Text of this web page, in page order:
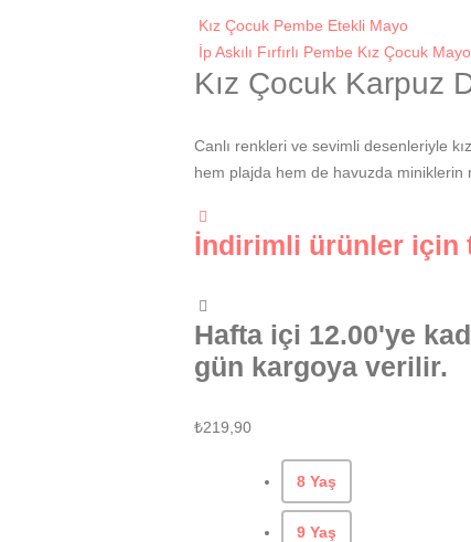
Kız Çocuk Pembe Etekli Mayo
İp Askılı Fırfırlı Pembe Kız Çocuk Mayo
Kız Çocuk Karpuz
Canlı renkleri ve sevimli desenleriyle
hem plajda hem de havuzda miniklerin
İndirimli ürünler için
Hafta içi 12.00'ye
gün kargoya verilir.
₺219,90
8 Yaş
9 Yaş